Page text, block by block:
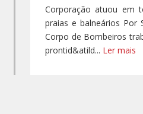
Corporação atuou em
praias e balneários
Corpo de Bombeiros
prontid&atild... Ler mais